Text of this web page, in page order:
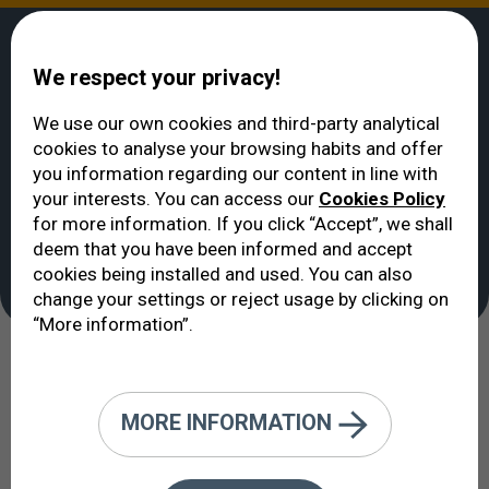
Technologies de diagnostic et traitement
Technologies de
diagnostic et
traitement
possibilités
Dans les temps anciens de la médecine, interroger
We respect your privacy!
We use our own cookies and third-party analytical
cookies to analyse your browsing habits and offer
you information regarding our content in line with
your interests. You can access our Cookies Policy
for more information. If you click “Accept”, we shall
deem that you have been informed and accept
cookies being installed and used. You can also
change your settings or reject usage by clicking on
“More information”.
MORE INFORMATION